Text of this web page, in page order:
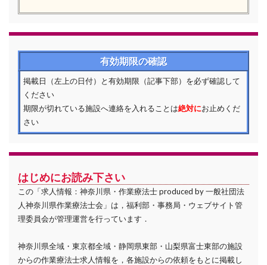
有効期限の確認
掲載日（左上の日付）と有効期限（記事下部）を必ず確認して
ください
期限が切れている施設へ連絡を入れることは絶対にお止めくだ
さい
はじめにお読み下さい
この「求人情報：神奈川県・作業療法士 produced by 一般社団法
人神奈川県作業療法士会」は，福利部・事務局・ウェブサイト管
理委員会が管理運営を行っています．
神奈川県全域・東京都全域・静岡県東部・山梨県富士東部の施設
からの作業療法士求人情報を，各施設からの依頼をもとに掲載し